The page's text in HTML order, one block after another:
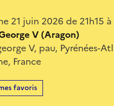
21 juin 2026 de 21h15
V (Aragon)
V, pau, Pyrénées-
France
favoris